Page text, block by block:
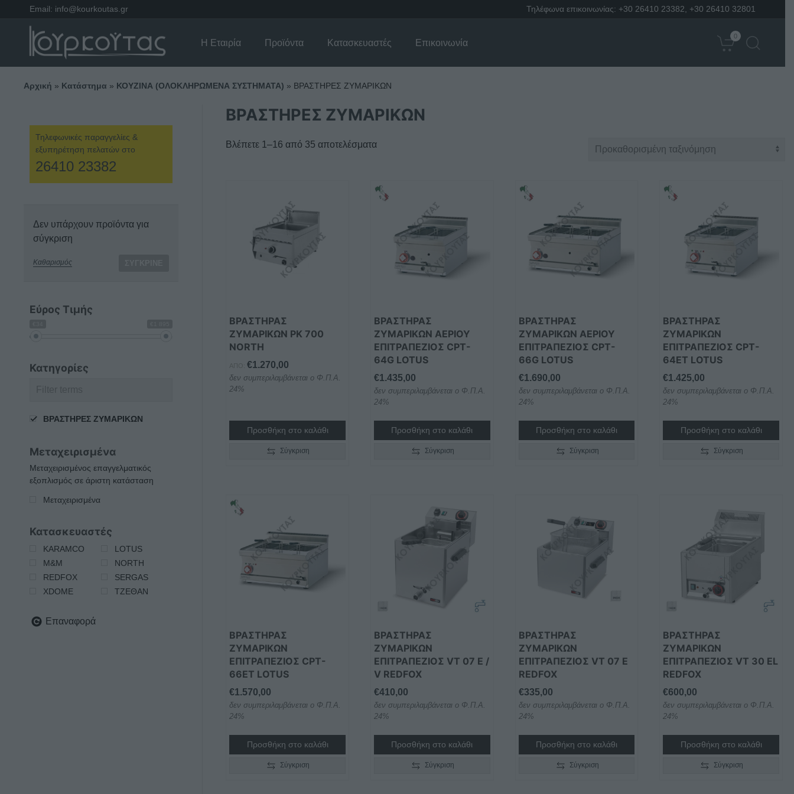
Email: info@kourkoutas.gr Τηλέφωνα επικοινωνίας: +30 26410 23382 +30 26410 32801
Η Εταιρία Προϊόντα Κατασκευαστές Επικοινωνία
0
Αρχική » Κατάστημα » ΚΟΥΖΙΝΑ (ΟΛΟΚΛΗΡΩΜΕΝΑ ΣΥΣΤΗΜΑΤΑ) » ΒΡΑΣΤΗΡΕΣ ΖΥΜΑΡΙΚΩΝ
Τηλεφωνικές παραγγελίες &
εξυπηρέτηση πελατών στο
26410 23382
Δεν υπάρχουν προϊόντα για
σύγκριση
Καθαρισμός
Εύρος Τιμής
Κατηγορίες
ΒΡΑΣΤΗΡΕΣ ΖΥΜΑΡΙΚΩΝ
Μεταχειρισμένα
Μεταχειρισμένος επαγγελματικός
εξοπλισμός σε άριστη κατάσταση
Μεταχειρισμένα
Κατασκευαστές
KARAMCO
LOTUS
M&M
NORTH
REDFOX
SERGAS
XDOME
ΤΖΕΘΑΝ
Επαναφορά
ΒΡΑΣΤΗΡΕΣ ΖΥΜΑΡΙΚΩΝ
Βλέπετε 1–16 από 35 αποτελέσματα
ΒΡΑΣΤΗΡΑΣ
ΖΥΜΑΡΙΚΩΝ PK 700
NORTH
ΑΠΌ:€1.270,00
δεν συμπεριλαμβάνεται ο Φ.Π.Α.
24%
Προσθήκη στο καλάθι
Σύγκριση
ΒΡΑΣΤΗΡΑΣ
ΖΥΜΑΡΙΚΩΝ ΑΕΡΙΟΥ
ΕΠΙΤΡΑΠΕΖΙΟΣ CPT-
64G LOTUS
€1.435,00
δεν συμπεριλαμβάνεται ο Φ.Π.Α.
24%
Προσθήκη στο καλάθι
Σύγκριση
ΒΡΑΣΤΗΡΑΣ
ΖΥΜΑΡΙΚΩΝ ΑΕΡΙΟΥ
ΕΠΙΤΡΑΠΕΖΙΟΣ CPT-
66G LOTUS
€1.690,00
δεν συμπεριλαμβάνεται ο Φ.Π.Α.
24%
Προσθήκη στο καλάθι
Σύγκριση
ΒΡΑΣΤΗΡΑΣ
ΖΥΜΑΡΙΚΩΝ
ΕΠΙΤΡΑΠΕΖΙΟΣ CPT-
64ET LOTUS
€1.425,00
δεν συμπεριλαμβάνεται ο Φ.Π.Α.
24%
Προσθήκη στο καλάθι
Σύγκριση
ΒΡΑΣΤΗΡΑΣ
ΖΥΜΑΡΙΚΩΝ
ΕΠΙΤΡΑΠΕΖΙΟΣ CPT-
66ET LOTUS
€1.570,00
δεν συμπεριλαμβάνεται ο Φ.Π.Α.
24%
Προσθήκη στο καλάθι
Σύγκριση
ΒΡΑΣΤΗΡΑΣ
ΖΥΜΑΡΙΚΩΝ
ΕΠΙΤΡΑΠΕΖΙΟΣ VT 07 E /
V REDFOX
€410,00
δεν συμπεριλαμβάνεται ο Φ.Π.Α.
24%
Προσθήκη στο καλάθι
Σύγκριση
ΒΡΑΣΤΗΡΑΣ
ΖΥΜΑΡΙΚΩΝ
ΕΠΙΤΡΑΠΕΖΙΟΣ VT 07 E
REDFOX
€335,00
δεν συμπεριλαμβάνεται ο Φ.Π.Α.
24%
Προσθήκη στο καλάθι
Σύγκριση
ΒΡΑΣΤΗΡΑΣ
ΖΥΜΑΡΙΚΩΝ
ΕΠΙΤΡΑΠΕΖΙΟΣ VT 30 EL
REDFOX
€600,00
δεν συμπεριλαμβάνεται ο Φ.Π.Α.
24%
Προσθήκη στο καλάθι
Σύγκριση